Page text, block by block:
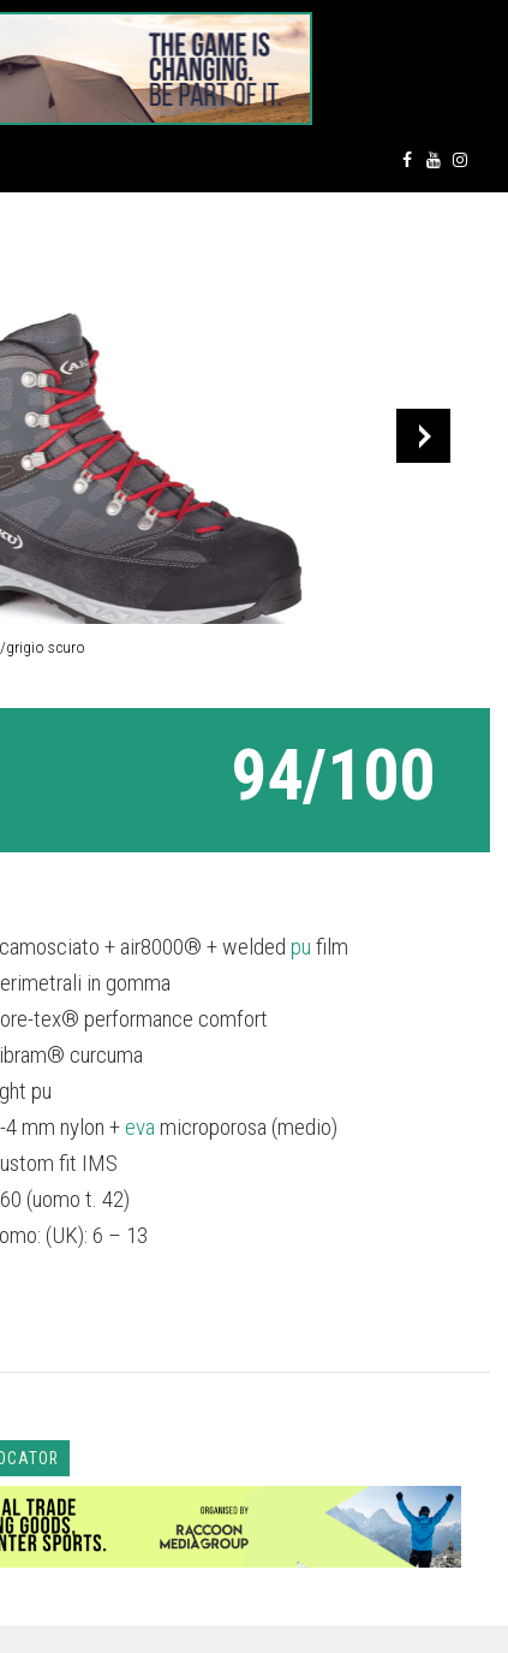
grigio scuro
94/100
+ air8000® + welded pu film
in gomma
tex® performance comfort
curcuma
pu
4 mm nylon + eva microporosa (medio)
fit IMS
(uomo t. 42)
(UK): 6 – 13